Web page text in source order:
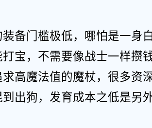
备门槛极低，哪怕是一身
宝，不需要像战士一样攒
高魔法值的魔杖，很多资
出狗，发育成本之低是另